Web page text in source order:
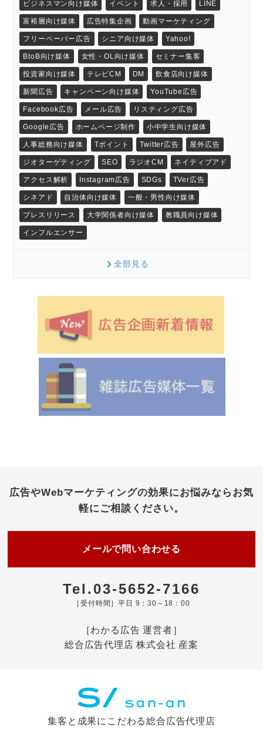
ビジネスマン向け媒体 イベント 求人・採用 LINE
富裕層向け媒体 広告特集企画 動画マーケティング
フリーペーパー広告 シニア向け媒体 Yahoo!
BtoB向け媒体 女性・OL向け媒体 セミナー集客
投資家向け媒体 テレビCM DM 飲食店向け媒体
新聞広告 キャンペーン向け媒体 YouTube広告
Facebook広告 メール広告 リスティング広告
Google広告 ホームページ制作 小中学生向け媒体
人事総務向け媒体 Tポイント Twitter広告 屋外広告
ジオターゲティング SEO ラジオCM ネイティブアド
アクセス解析 Instagram広告 SDGs TVer広告
シネアド 自治体向け媒体 一般・男性向け媒体
プレスリリース 大学関係者向け媒体 教職員向け媒体
インフルエンサー
全部見る
広告やWebマーケティングの効果にお悩みなら お気
軽にご相談ください。
メールで問い合わせる
Tel.03-5652-7166
［受付時間］平日 9：30～18：00
［わかる広告 運営者］
総合広告代理店 株式会社 産案
集客と成果にこだわる総合広告代理店